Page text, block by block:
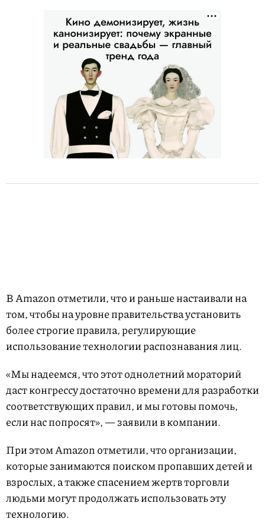
В Amazon отметили, что и раньше настаивали на
том, чтобы на уровне правительства установить
более строгие правила, регулирующие
использование технологии распознавания лиц.
«Мы надеемся, что этот однолетний мораторий
даст конгрессу достаточно времени для разработки
соответствующих правил, и мы готовы помочь,
если нас попросят», — заявили в компании.
При этом Amazon отметили, что организации,
которые занимаются поиском пропавших детей и
взрослых, а также спасением жертв торговли
людьми могут продолжать использовать эту
технологию.